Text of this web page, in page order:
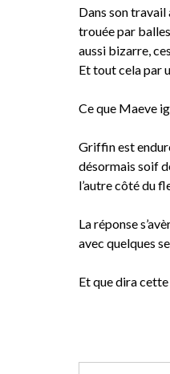
Dans son travail
trouée par
aussi bizarre,
Et tout cela par
Ce que Maeve
Griffin est
désormais soif
l’autre côté du
La réponse
avec quelques
Et que dira cette